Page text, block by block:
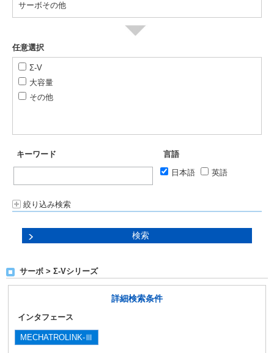
サーボその他
任意選択
Σ-V
大容量
その他
キーワード
言語
日本語
英語
絞り込み検索
サーボ > Σ-Vシリーズ
詳細検索条件
インタフェース
MECHATROLINK-Ⅲ